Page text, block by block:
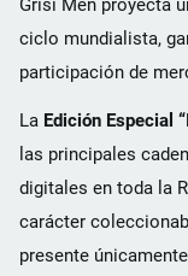
Grisi Men proyecta
ciclo mundialista,
participación de
La Edición Especial
las principales
digitales en toda la
carácter
presente